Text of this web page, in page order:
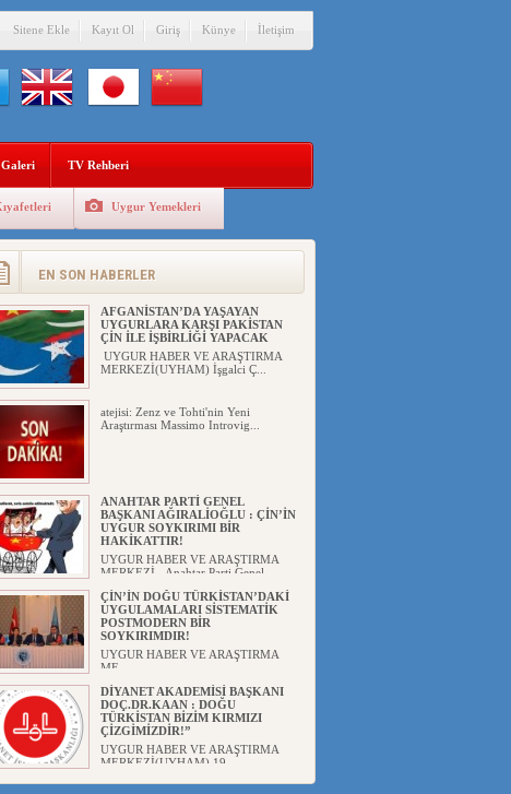
Sitene Ekle Kayıt Ol Giriş Künye İletişim
TV Rehberi
Uygur Yemekleri
EN SON HABERLER
AFGANİSTAN’DA YAŞAYAN
UYGURLARA KARŞI PAKİSTAN
ÇİN İLE İŞBİRLİĞİ YAPACAK
UYGUR HABER VE ARAŞTIRMA
MERKEZİ(UYHAM) İşgalci Ç...
atejisi: Zenz ve Tohti'nin Yeni
Araştırması Massimo Introvig...
ANAHTAR PARTİ GENEL
BAŞKANI AĞIRALİOĞLU : ÇİN’İN
UYGUR SOYKIRIMI BİR
HAKİKATTIR!
UYGUR HABER VE ARAŞTIRMA
MERKEZİ Anahtar Parti Genel
ÇİN’İN DOĞU TÜRKİSTAN’DAKİ
UYGULAMALARI SİSTEMATİK
POSTMODERN BİR
SOYKIRIMDIR!
UYGUR HABER VE ARAŞTIRMA
ME...
DİYANET AKADEMİSİ BAŞKANI
DOÇ.DR.KAAN : DOĞU
TÜRKİSTAN BİZİM KIRMIZI
ÇİZGİMİZDİR!”
UYGUR HABER VE ARAŞTIRMA
MERKEZİ(UYHAM) 19...
150 YILDIR KAYNAYAN YARAMIZ